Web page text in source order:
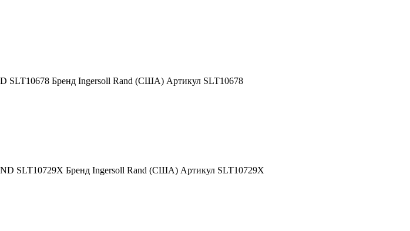
SLT10678 Бренд Ingersoll Rand (США) Артикул SLT10678
SLT10729X Бренд Ingersoll Rand (США) Артикул SLT10729X